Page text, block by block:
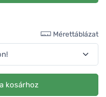
Mérettáblázat
kosárhoz